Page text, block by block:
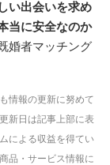
い出会いを求め
当に安全なのか
婚者マッチング
情報の更新に努めて
新日は記事上部に表
による収益を得てい
品・サービス情報に